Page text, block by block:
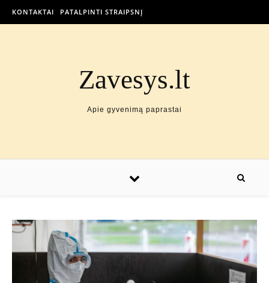
KONTAKTAI PATALPINTI STRAIPSNĮ
Zavesys.lt
Apie gyvenimą paprastai